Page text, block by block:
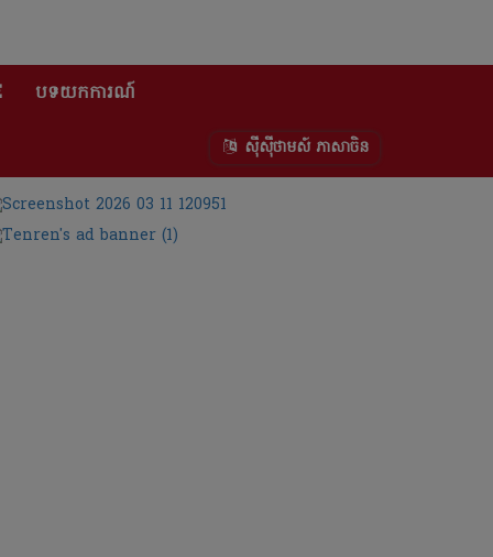
បទយកការណ៍
ស៊ីស៊ីថាមស៍ ភាសាចិន